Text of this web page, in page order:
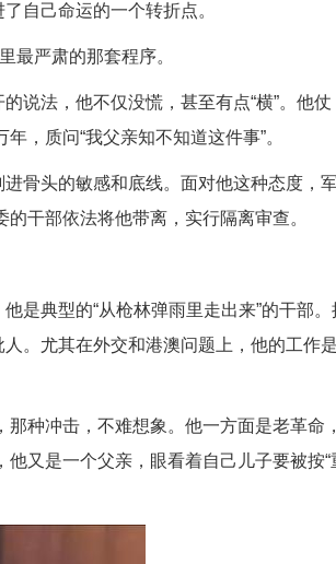
自己命运的一个转折点。
最严肃的那套程序。
说法，他不仅没慌，甚至有点“横”。他仗
，质问“我父亲知不知道这件事”。
骨头的敏感和底线。面对他这种态度，
干部依法将他带离，实行隔离审查。
是典型的“从枪林弹雨里走出来”的干部。
。尤其在外交和港澳问题上，他的工作
那种冲击，不难想象。他一方面是老革命，
他又是一个父亲，眼看着自己儿子要被按“